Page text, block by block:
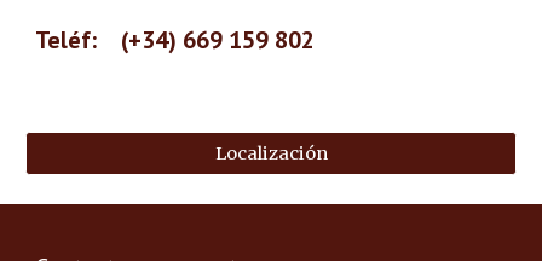
Teléf:    (+34) 669 159 802
Localización